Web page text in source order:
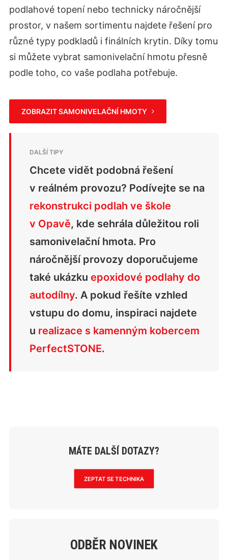
podlahové topení nebo technicky náročnější
prostor, v našem sortimentu najdete řešení pro
různé typy podkladů i finálních krytin. Díky tomu
si můžete vybrat samonivelační hmotu přesně
podle toho, co vaše podlaha potřebuje.
ZOBRAZIT SAMONIVELAČNÍ HMOTY
Chcete vidět podobná řešení
v reálném provozu? Podívejte se na
rekonstrukci podlah ve škole
v Opavě, kde sehrála důležitou roli
samonivelační hmota. Pro
náročnější provozy doporučujeme
také ukázku epoxidové podlahy do
autodílny. A pokud řešíte vzhled
vstupu do domu, inspiraci najdete
u realizace s kamenným kobercem
PerfectSTONE.
MÁTE DALŠÍ DOTAZY?
ZEPTAT SE TECHNIKA
ODBĚR NOVINEK